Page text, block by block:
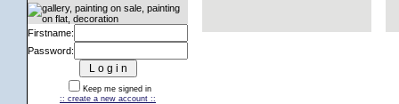
Firstname:
Password:
Keep me signed in
:: create a new account ::